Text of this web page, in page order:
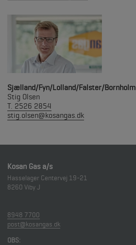
Sjælland/Fyn/Lolland/Falster/Bornholm
Stig Olsen
T. 2526 2854
stig.olsen@kosangas.dk
Kosan Gas a/s
Hasselager Centervej 19-21
8260 Viby J
8948 7700
post@kosangas.dk
OBS: